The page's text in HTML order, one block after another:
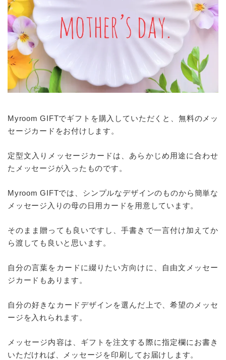
Myroom GIFTでギフトを購入していただくと、無料のメッ
セージカードをお付けします。
定型文入りメッセージカードは、あらかじめ用途に合わせ
たメッセージが入ったものです。
Myroom GIFTでは、シンプルなデザインのものから簡単な
メッセージ入りの母の日用カードを用意しています。
そのまま贈っても良いですし、手書きで一言付け加えてか
ら渡しても良いと思います。
自分の言葉をカードに綴りたい方向けに、自由文メッセー
ジカードもあります。
自分の好きなカードデザインを選んだ上で、希望のメッセ
ージを入れられます。
メッセージ内容は、ギフトを注文する際に指定欄にお書き
いただければ、メッセージを印刷してお届けします。